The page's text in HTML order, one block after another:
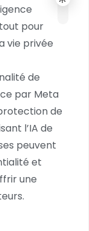
pour
vie privée
de
par Meta
de
l’IA de
peuvent
et
une